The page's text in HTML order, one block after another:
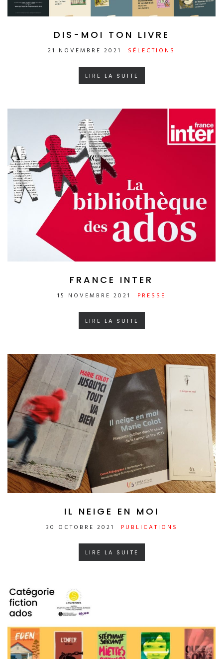
DIS-MOI TON LIVRE
21 NOVEMBRE 2021 SÉLECTIONS
LIRE LA SUITE
FRANCE INTER
15 NOVEMBRE 2021 PRESSE
LIRE LA SUITE
IL NEIGE EN MOI
30 OCTOBRE 2021 PUBLICATIONS
LIRE LA SUITE